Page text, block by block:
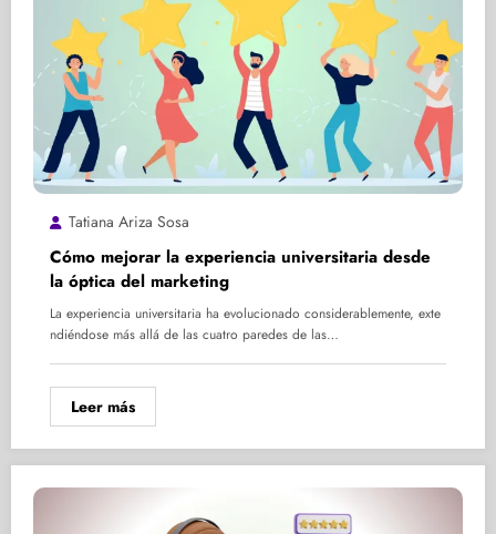
Tatiana Ariza Sosa
Cómo mejorar la experiencia universitaria desde
la óptica del marketing
La experiencia universitaria ha evolucionado considerablemente, exte
ndiéndose más allá de las cuatro paredes de las…
Leer más